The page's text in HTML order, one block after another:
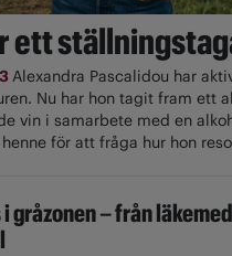
ett
Alexandra Pascalidou har
Nu har hon tagit fram ett
vin i samarbete med en
för att fråga hur hon
gråzonen – från